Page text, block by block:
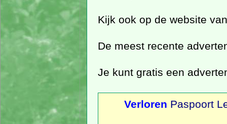
Kijk ook op de website
De meest recente
Je kunt gratis een
Verloren Paspoort